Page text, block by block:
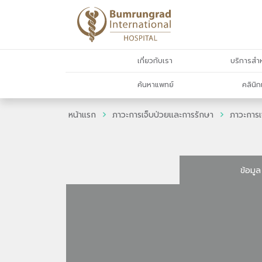
เกี่ยวกับเรา บริการส
ค้นหาแพทย์ คลินิก
หน้าแรก ภาวะการเจ็บป่วยและการรักษา ภาวะกา
ข้อมูล